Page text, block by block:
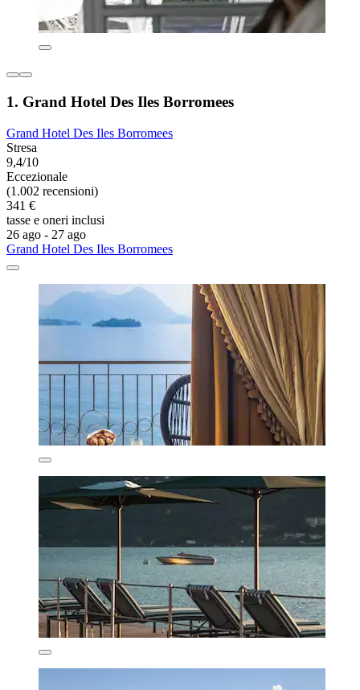
1. Grand Hotel Des Iles Borromees
Grand Hotel Des Iles Borromees
Stresa
9,4/10
Eccezionale
(1.002 recensioni)
341 €
tasse e oneri inclusi
26 ago - 27 ago
Grand Hotel Des Iles Borromees